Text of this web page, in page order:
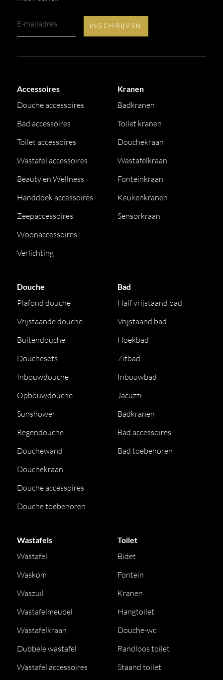
Accessoires
Douche accessoires
Bad accessoires
Toilet accessoires
Wastafel accessoires
Beauty en Wellness
Handdoek accessoires
Zeepaccessoires
Woonaccessoires
Verlichting
Kranen
Badkranen
Toilet kranen
Douchekraan
Wastafelkraan
Fonteinkraan
Keukenkranen
Sensorkraan
Douche
Plafond douche
Vrijstaande douche
Buitendouche
Douchesets
Inbouwdouche
Opbouwdouche
Sunshower
Regendouche
Douchewand
Douchekraan
Douche accessoires
Douche toebehoren
Bad
Half vrijstaand bad
Vrijstaand bad
Hoekbad
Zitbad
Inbouwbad
Jacuzzi
Badkranen
Bad accessoires
Bad toebehoren
Wastafels
Wastafel
Waskom
Waszuil
Wastafelmeubel
Wastafelkraan
Dubbele wastafel
Wastafel accessoires
Toilet
Bidet
Fontein
Kranen
Hangtoilet
Douche-wc
Randloos toilet
Staand toilet